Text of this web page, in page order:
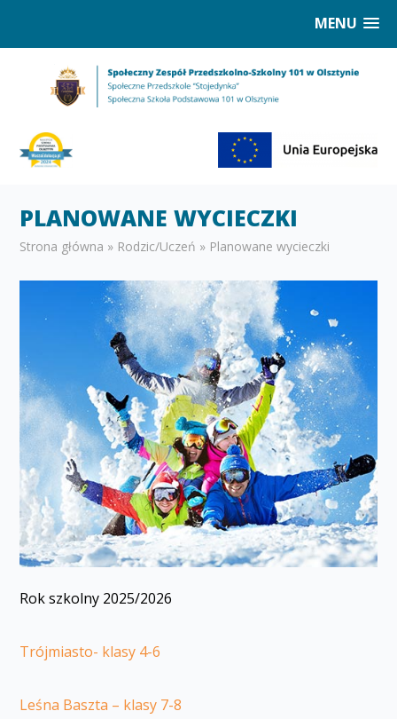
MENU
PLANOWANE WYCIECZKI
Strona główna » Rodzic/Uczeń » Planowane wycieczki
Rok szkolny 2025/2026
Trójmiasto- klasy 4-6
Leśna Baszta – klasy 7-8